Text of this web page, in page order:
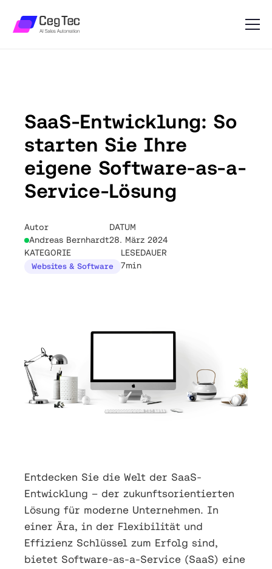
SaaS-Entwicklung: So
starten Sie Ihre
eigene Software-as-a-
Service-Lösung
Autor
Andreas Bernhardt
DATUM
28. März 2024
KATEGORIE
Websites & Software
LESEDAUER
7min
Entdecken Sie die Welt der SaaS-
Entwicklung – der zukunftsorientierten
Lösung für moderne Unternehmen. In
einer Ära, in der Flexibilität und
Effizienz Schlüssel zum Erfolg sind,
bietet Software-as-a-Service (SaaS) eine